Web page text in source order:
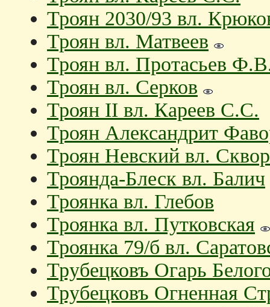
Троян 2030/93 вл.
Троян вл. Матвеев
Троян вл. Протасьев
Троян вл. Серков
Троян II вл. Кареев С.С.
Троян Александрит
Троян Невский вл.
Троянда-Блеск вл. Балич
Троянка вл. Глебов
Троянка вл. Путковская
Троянка 79/б вл.
Трубецковъ Огарь
Трубецковъ Огненная